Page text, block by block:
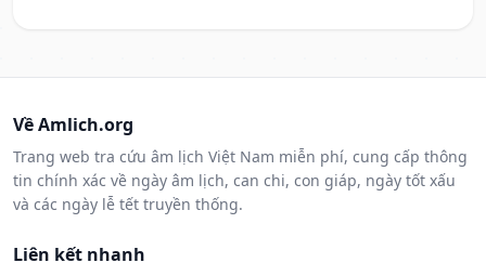
Về Amlich.org
Trang web tra cứu âm lịch Việt Nam miễn phí, cung cấp thông
tin chính xác về ngày âm lịch, can chi, con giáp, ngày tốt xấu
và các ngày lễ tết truyền thống.
Liên kết nhanh